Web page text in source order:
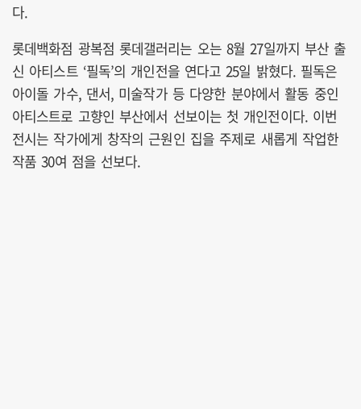
다.
롯데백화점 광복점 롯데갤러리는 오는 8월 27일까지 부산 출
신 아티스트 ‘필독’의 개인전을 연다고 25일 밝혔다. 필독은
아이돌 가수, 댄서, 미술작가 등 다양한 분야에서 활동 중인
아티스트로 고향인 부산에서 선보이는 첫 개인전이다. 이번
전시는 작가에게 창작의 근원인 집을 주제로 새롭게 작업한
작품 30여 점을 선보다.